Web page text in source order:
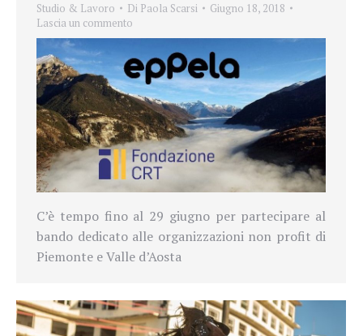
Studio & Lavoro Di Paola Scarsi
Giugno 18, 2018
Lascia un commento
C’è tempo fino al 29 giugno per partecipare al
bando dedicato alle organizzazioni non profit di
Piemonte e Valle d’Aosta